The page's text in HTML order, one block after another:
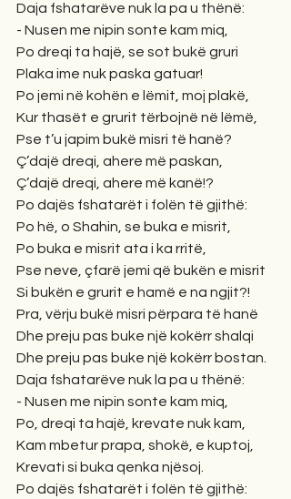
Daja fshatarëve nuk la pa u thënë:
- Nusen me nipin sonte kam miq,
Po dreqi ta hajë, se sot bukë gruri
Plaka ime nuk paska gatuar!
Po jemi në kohën e lëmit, moj plakë,
Kur thasët e grurit tërbojnë në lëmë,
Pse t’u japim bukë misri të hanë?
Ç’dajë dreqi, ahere më paskan,
Ç’dajë dreqi, ahere më kanë!?
Po dajës fshatarët i folën të gjithë:
Po hë, o Shahin, se buka e misrit,
Po buka e misrit ata i ka rritë,
Pse neve, çfarë jemi që bukën e misrit
Si bukën e grurit e hamë e na ngjit?!
Pra, vërju bukë misri përpara të hanë
Dhe preju pas buke një kokërr shalqi
Dhe preju pas buke një kokërr bostan.
Daja fshatarëve nuk la pa u thënë:
- Nusen me nipin sonte kam miq,
Po, dreqi ta hajë, krevate nuk kam,
Kam mbetur prapa, shokë, e kuptoj,
Krevati si buka qenka njësoj.
Po dajës fshatarët i folën të gjithë: